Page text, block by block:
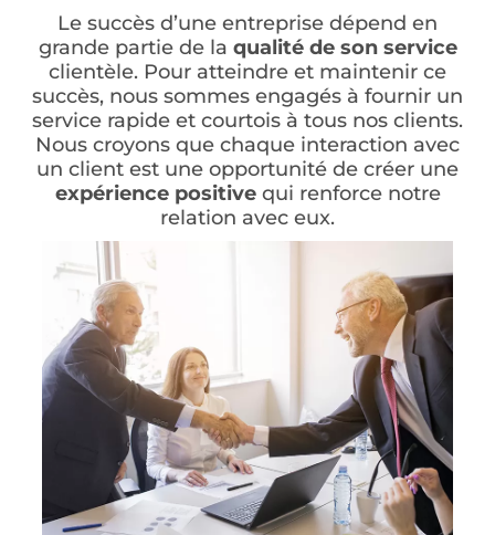
Le succès d’une entreprise dépend en
grande partie de la qualité de son service
clientèle. Pour atteindre et maintenir ce
succès, nous sommes engagés à fournir un
service rapide et courtois à tous nos clients.
Nous croyons que chaque interaction avec
un client est une opportunité de créer une
expérience positivequi renforce notre
relation avec eux.